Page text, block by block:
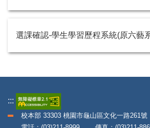
選課確認-學生學習歷程系統(原六藝
:::
校本部 33303 桃園市龜山區文化一路261號